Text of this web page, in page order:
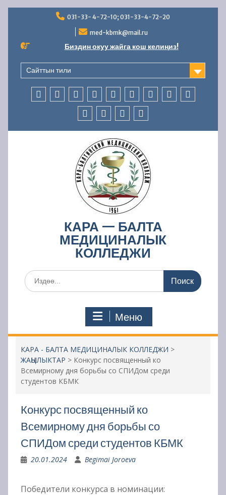
031-33- 4-72-10; 031-33-4-72-20
med-kbmk@mail.ru
Биздин окуу жайга кош келиңиз!
Сайттын тили
КОЛЛЕДЖ
ЖӨНҮНДӨ
АБИТУРИЕНТТЕРГЕ
СТУДЕНТТЕРГЕ
МАМЛЕКЕТТИК
АККРЕДИТАЦИЯ
ББСК
БӨЛҮМҮ
УСУЛДУК
ИШ
БӨЛҮМҮЧАРБАЛЫК
ИШМЕРДҮҮЛҮК
КАРА — БАЛТА
МЕДИЦИНАЛЫК
КОЛЛЕДЖИ
Поиск
по:
Меню
КАРА - БАЛТА МЕДИЦИНАЛЫК КОЛЛЕДЖИ >
ЖАҢЫЛЫКТАР > Конкурс посвященный ко
Всемирному дня борьбы со СПИДом среди
студентов КБМК
Конкурс посвященный ко
Всемирному дня борьбы со
СПИДом среди студентов КБМК
20.01.2024 Begimai Joroeva
Победители конкурса в номинации: